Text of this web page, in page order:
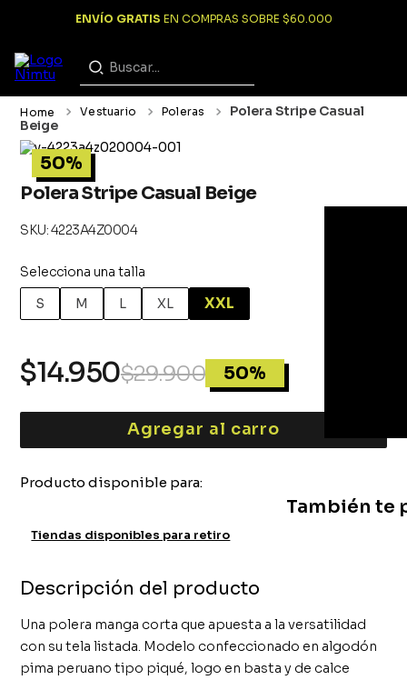
ENVÍO GRATIS EN COMPRAS SOBRE $60.000
También te
Vestuario Poleras
Polera Stripe Casual
Beige
50%
Polera Stripe Casual Beige
:4223A4Z0004
S M L XL XXL
$14.950$29.900 50%
Agregar al carro
Producto disponible para:
Tiendas disponibles para retiro
Descripción del producto
Una polera manga corta que apuesta a la versatilidad
con su tela listada. Modelo confeccionado en algodón
pima peruano tipo piqué, logo en basta y de calce